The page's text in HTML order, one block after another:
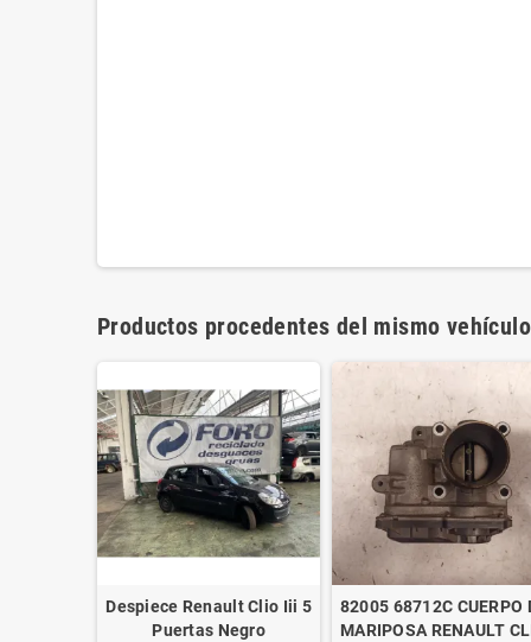
Productos procedentes del mismo vehículo
Despiece Renault Clio Iii 5
Puertas Negro
82005 68712C CUERPO
MARIPOSA RENAULT